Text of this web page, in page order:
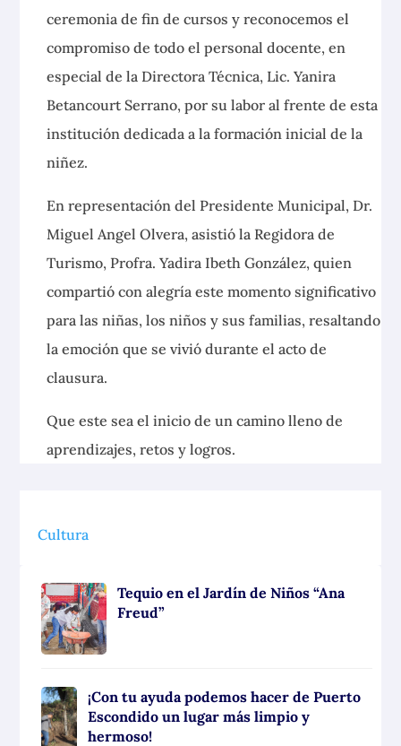
ceremonia de fin de cursos y reconocemos el
compromiso de todo el personal docente, en
especial de la Directora Técnica, Lic. Yanira
Betancourt Serrano, por su labor al frente de esta
institución dedicada a la formación inicial de la
niñez.
En representación del Presidente Municipal, Dr.
Miguel Angel Olvera, asistió la Regidora de
Turismo, Profra. Yadira Ibeth González, quien
compartió con alegría este momento significativo
para las niñas, los niños y sus familias, resaltando
la emoción que se vivió durante el acto de
clausura.
Que este sea el inicio de un camino lleno de
aprendizajes, retos y logros.
Cultura
Tequio en el Jardín de Niños “Ana
Freud”
¡Con tu ayuda podemos hacer de Puerto
Escondido un lugar más limpio y
hermoso!